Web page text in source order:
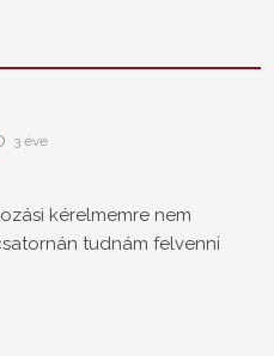
3 éve
kérelmemre nem
tudnám felvenni